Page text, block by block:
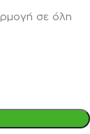
σε όλη